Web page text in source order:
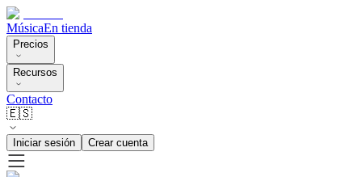
MúsicaEn tienda
Precios
Recursos
Contacto
🇪🇸
Iniciar sesión Crear cuenta